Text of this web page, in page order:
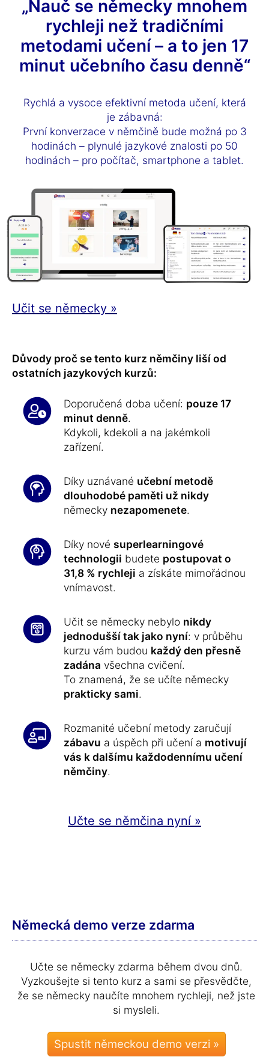
„Nauč se německy mnohem
rychleji než tradičními
metodami učení – a to jen 17
minut učebního času denně“
Rychlá a vysoce efektivní metoda učení, která
je zábavná:
První konverzace v němčině bude možná po 3
hodinách – plynulé jazykové znalosti po 50
hodinách – pro počítač, smartphone a tablet.
Učit se německy »
Důvody proč se tento kurz němčiny liší od
ostatních jazykových kurzů:
Doporučená doba učení: pouze 17
minut denně.
Kdykoli, kdekoli a na jakémkoli
zařízení.
Díky uznávané učební metodě
dlouhodobé paměti už nikdy
německy nezapomenete.
Díky nové superlearningové
technologii budete postupovat o
31,8 % rychleji a získáte mimořádnou
vnímavost.
Učit se německy nebylo nikdy
jednodušší tak jako nyní: v průběhu
kurzu vám budou každý den přesně
zadána všechna cvičení.
To znamená, že se učíte německy
prakticky sami.
Rozmanité učební metody zaručují
zábavu a úspěch při učení a motivují
vás k dalšímu každodennímu učení
němčiny.
Učte se němčina nyní »
Německá demo verze zdarma
Učte se německy zdarma během dvou dnů.
Vyzkoušejte si tento kurz a sami se přesvědčte,
že se německy naučíte mnohem rychleji, než jste
si mysleli.